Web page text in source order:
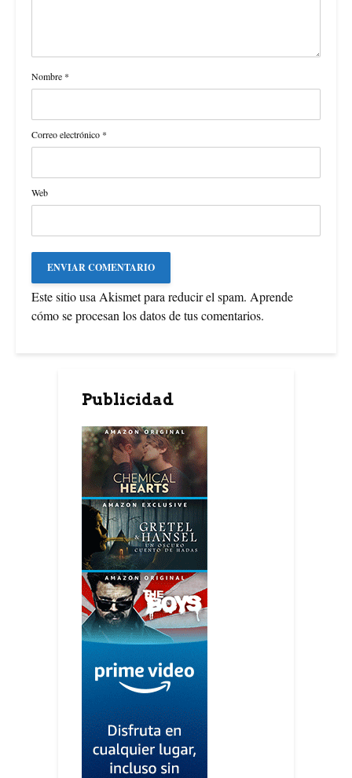
Nombre *
Correo electrónico *
Web
Este sitio usa Akismet para reducir el spam. Aprende
cómo se procesan los datos de tus comentarios.
Publicidad